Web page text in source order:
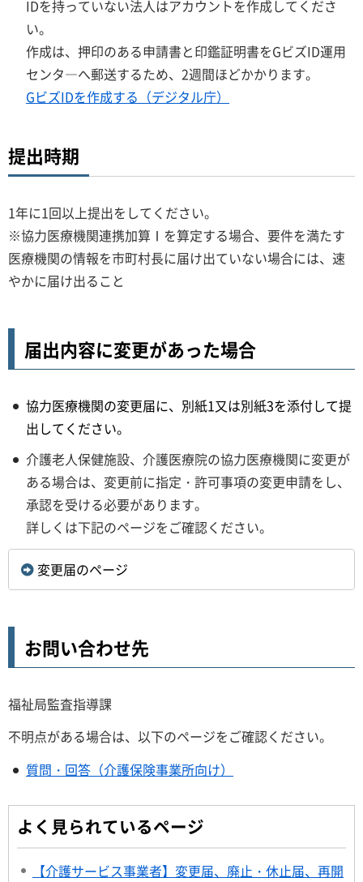
IDを持っていない法人はアカウントを作成してくださ
い。
作成は、押印のある申請書と印鑑証明書をGビズID運用
センタ―へ郵送するため、2週間ほどかかります。
GビズIDを作成する（デジタル庁）
提出時期
1年に1回以上提出をしてください。
※協力医療機関連携加算Ⅰを算定する場合、要件を満たす
医療機関の情報を市町村長に届け出ていない場合には、速
やかに届け出ること
届出内容に変更があった場合
協力医療機関の変更届に、別紙1又は別紙3を添付して提
出してください。
介護老人保健施設、介護医療院の協力医療機関に変更が
ある場合は、変更前に指定・許可事項の変更申請をし、
承認を受ける必要があります。
詳しくは下記のページをご確認ください。
変更届のページ
お問い合わせ先
福祉局監査指導課
不明点がある場合は、以下のページをご確認ください。
質問・回答（介護保険事業所向け）
よく見られているページ
【介護サービス事業者】変更届、廃止・休止届、再開